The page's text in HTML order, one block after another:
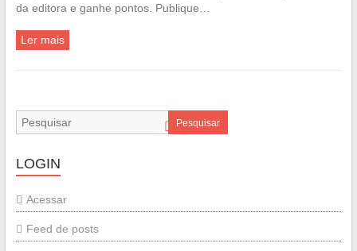
da editora e ganhe pontos. Publique…
Ler mais
Pesquisar
LOGIN
Acessar
Feed de posts